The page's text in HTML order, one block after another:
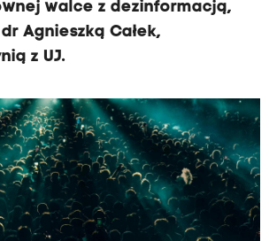
walce z dezinformacją,
Agnieszką Całek,
z UJ.